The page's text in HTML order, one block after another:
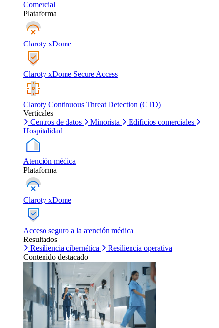
Comercial
Plataforma
Claroty xDome
Claroty xDome Secure Access
Claroty Continuous Threat Detection (CTD)
Verticales
Centros de datos
Minorista
Edificios comerciales
Hospitalidad
Atención médica
Plataforma
Claroty xDome
Acceso seguro a la atención médica
Resultados
Resiliencia cibernética
Resiliencia operativa
Contenido destacado